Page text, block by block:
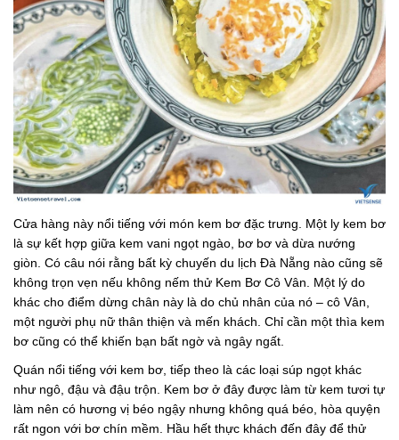
Cửa hàng này nổi tiếng với món kem bơ đặc trưng. Một ly kem bơ
là sự kết hợp giữa kem vani ngọt ngào, bơ bơ và dừa nướng
giòn. Có câu nói rằng bất kỳ chuyến du lịch Đà Nẵng nào cũng sẽ
không trọn vẹn nếu không nếm thử Kem Bơ Cô Vân. Một lý do
khác cho điểm dừng chân này là do chủ nhân của nó – cô Vân,
một người phụ nữ thân thiện và mến khách. Chỉ cần một thìa kem
bơ cũng có thể khiến bạn bất ngờ và ngây ngất.
Quán nổi tiếng với kem bơ, tiếp theo là các loại súp ngọt khác
như ngô, đậu và đậu trộn. Kem bơ ở đây được làm từ kem tươi tự
làm nên có hương vị béo ngậy nhưng không quá béo, hòa quyện
rất ngon với bơ chín mềm. Hầu hết thực khách đến đây để thử